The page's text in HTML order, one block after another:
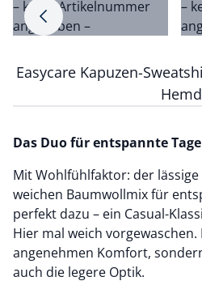
– keine Artikelnummer
angegeben –
–
Pfeil nach rechts
Easycare Kapuzen-
Hemd
Das Duo für entspannte Tage
Mit Wohlfühlfaktor: der
weichen Baumwollmix für
perfekt dazu – ein Casual-
Hier mal weich
angenehmen Komfort,
auch die legere Optik.